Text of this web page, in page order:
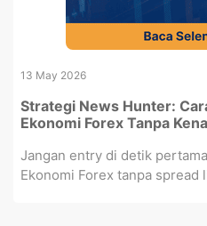
13 May 2026
Strategi News Hunter:
Ekonomi Forex Tanpa
Jangan entry di detik
Ekonomi Forex tanpa spread